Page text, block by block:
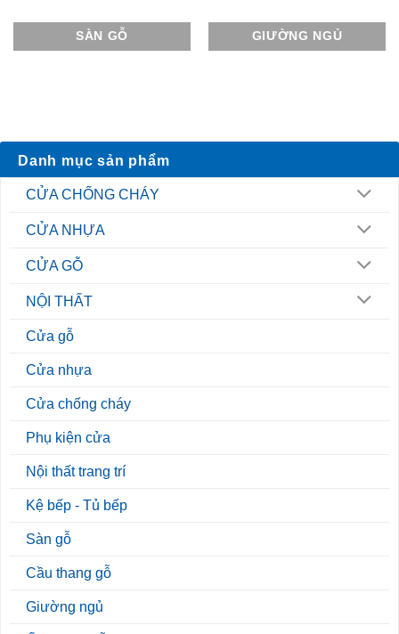
SÀN GỖ GIƯỜNG NGỦ
Danh mục sản phẩm
CỬA CHỐNG CHÁY
CỬA NHỰA
CỬA GỖ
NỘI THẤT
Cửa gỗ
Cửa nhựa
Cửa chống cháy
Phụ kiện cửa
Nội thất trang trí
Kệ bếp - Tủ bếp
Sàn gỗ
Cầu thang gỗ
Giường ngủ